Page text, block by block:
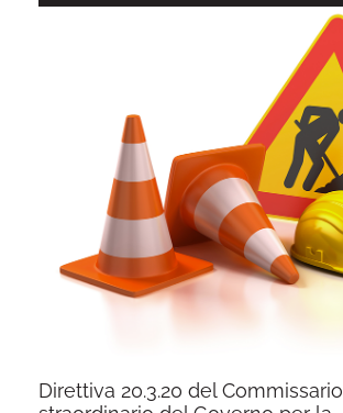
Direttiva 20.3.20 del Commissario